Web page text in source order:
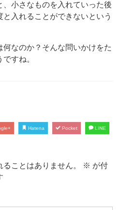
、小さなものを入れていった後
入れることができないという
何なのか？そんな問いかけをた
すね。
Hatena Pocket LINE
ことはありません。 ※ が付